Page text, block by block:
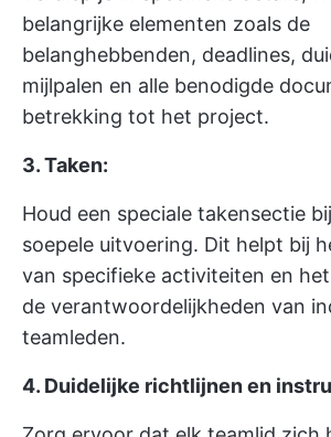
belangrijke elementen zoals de
belanghebbenden, deadlines,
mijlpalen en alle benodigde
betrekking tot het project.
3. Taken:
Houd een speciale takensectie
soepele uitvoering. Dit helpt bij
van specifieke activiteiten en
de verantwoordelijkheden van
teamleden.
4. Duidelijke richtlijnen en